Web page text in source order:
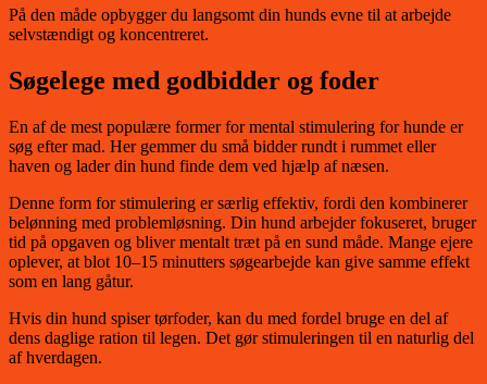
På den måde opbygger du langsomt din hunds evne til at arbejde
selvstændigt og koncentreret.
Søgelege med godbidder og foder
En af de mest populære former for mental stimulering for hunde er
søg efter mad. Her gemmer du små bidder rundt i rummet eller
haven og lader din hund finde dem ved hjælp af næsen.
Denne form for stimulering er særlig effektiv, fordi den kombinerer
belønning med problemløsning. Din hund arbejder fokuseret, bruger
tid på opgaven og bliver mentalt træt på en sund måde. Mange ejere
oplever, at blot 10–15 minutters søgearbejde kan give samme effekt
som en lang gåtur.
Hvis din hund spiser tørfoder, kan du med fordel bruge en del af
dens daglige ration til legen. Det gør stimuleringen til en naturlig del
af hverdagen.